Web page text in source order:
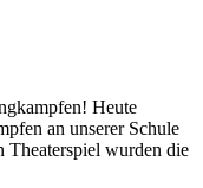
Heute
an unserer Schule
Theaterspiel wurden die